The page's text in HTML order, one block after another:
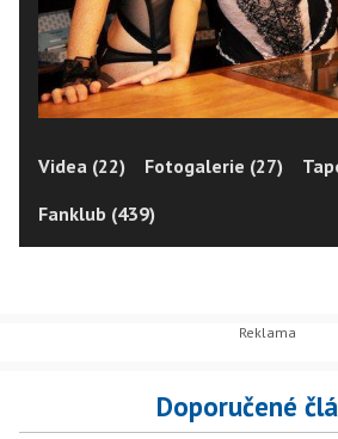
Videa (22) Fotogalerie (27)
Fanklub (439)
Doporučené